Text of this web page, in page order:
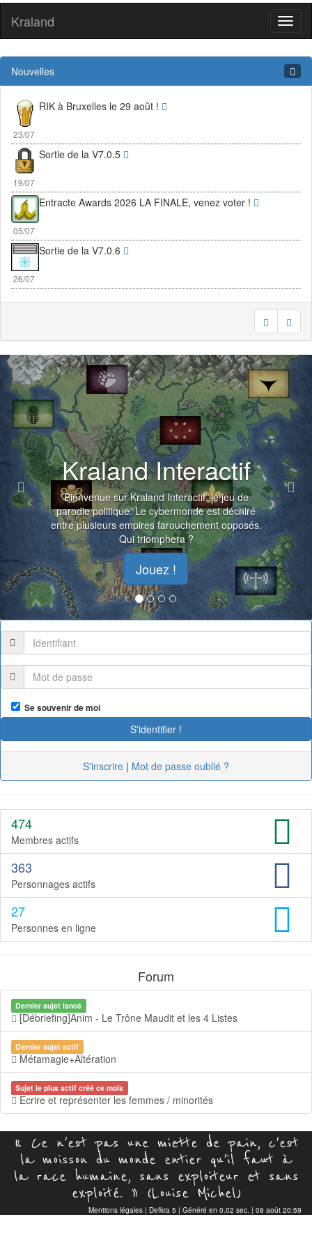
Kraland
Nouvelles
23/07
RIK à Bruxelles le 29 août !
19/07
Sortie de la V7.0.5
05/07
Entracte Awards 2026 LA FINALE, venez voter !
26/07
Sortie de la V7.0.6
Kraland Interactif
Bienvenue sur Kraland Interactif, le jeu de
parodie politique. Le cybermonde est déchiré
entre plusieurs empires farouchement opposés.
Qui triomphera ?
Jouez !
Previous
Se souvenir de moi
S'inscrire | Mot de passe oublié ?
474
Membres actifs
363
Personnages actifs
27
Personnes en ligne
Forum
Dernier sujet lancé
[Débriefing]Anim - Le Trône Maudit et les 4 Listes
Dernier sujet actif
Métamagie+Altération
Sujet le plus actif créé ce mois
Ecrire et représenter les femmes / minorités
« Ce n'est pas une miette de pain, c'est
la moisson du monde entier qu'il faut à
la race humaine, sans exploiteur et sans
exploité. » (Louise Michel)
Mentions légales | Defkra 5 | Généré en 0.02 sec. | 08 août 20:59